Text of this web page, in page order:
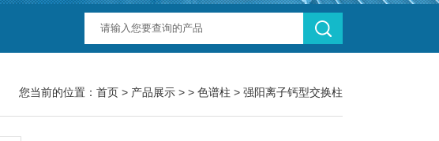
您当前的位置： 首页 > 产品展示 > > 色谱柱 > 强阳离子钙型交换柱